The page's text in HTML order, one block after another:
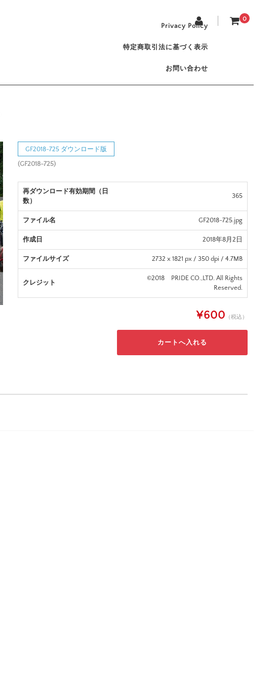
0
Privacy Policy
特定商取引法に基づく表示
お問い合わせ
GF2018-725 ダウンロード版
(GF2018-725)
再ダウンロード有効期間（日
数）
365
ファイル名 GF2018-725.jpg
作成日 2018年8月2日
ファイルサイズ 2732 x 1821 px / 350 dpi / 4.7MB
クレジット
©2018 PRIDE CO.,LTD. All Rights
Reserved.
¥600 （税込）